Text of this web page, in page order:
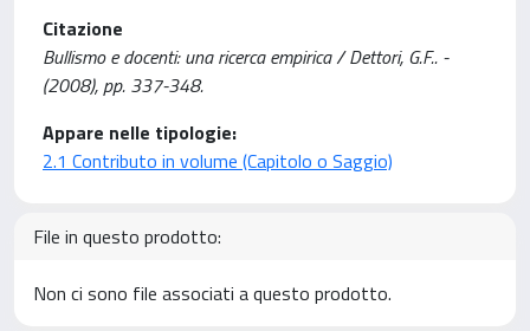
Citazione
Bullismo e docenti: una ricerca empirica / Dettori, G.F.. -
(2008), pp. 337-348.
Appare nelle tipologie:
2.1 Contributo in volume (Capitolo o Saggio)
File in questo prodotto:
Non ci sono file associati a questo prodotto.